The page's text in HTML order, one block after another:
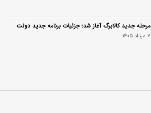
مرحله جدید کالابرگ آغاز شد؛ جزئیات برنامه جدید دولت
7 مرداد 1405